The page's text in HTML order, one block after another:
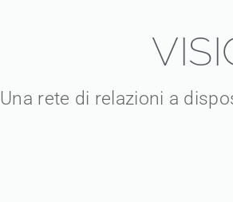
Una rete di relazioni a